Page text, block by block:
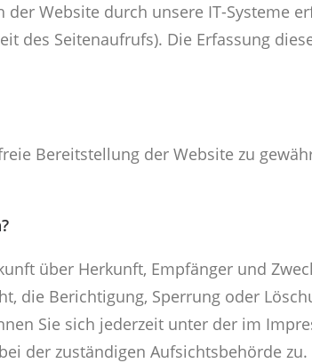
Website durch unsere IT-Systeme
des Seitenaufrufs). Die Erfassung
Bereitstellung der Website zu
über Herkunft, Empfänger und
die Berichtigung, Sperrung oder
Sie sich jederzeit unter der im
der zuständigen Aufsichtsbehörde zu.